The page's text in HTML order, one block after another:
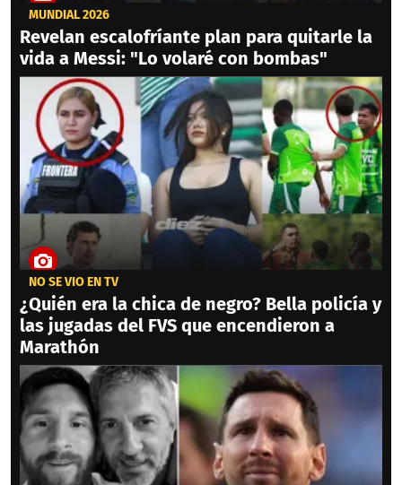
MUNDIAL 2026
Revelan escalofríante plan para quitarle la
vida a Messi: "Lo volaré con bombas"
NO SE VIO EN TV
¿Quién era la chica de negro? Bella policía y
las jugadas del FVS que encendieron a
Marathón